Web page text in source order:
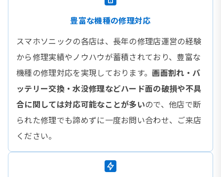
豊富な機種の修理対応
スマホソニックの各店は、長年の修理店運営の経験
から修理実績やノウハウが蓄積されており、豊富な
機種の修理対応を実現しております。画面割れ・バ
ッテリー交換・水没修理などハード面の破損や不具
合に関しては対応可能なことが多いので、他店で断
られた修理でも諦めずに一度お問い合わせ、ご来店
ください。